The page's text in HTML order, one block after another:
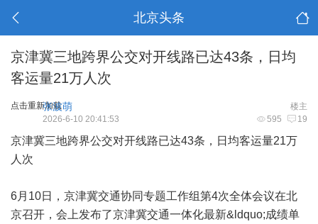
北京头条
京津冀三地跨界公交对开线路已达43条，日均
客运量21万人次
点击重新加载 楼主
张波萌
595 19
2026-6-10 20:41:53
京津冀三地跨界公交对开线路已达43条，日均客运量21万
人次
6月10日，京津冀交通协同专题工作组第4次全体会议在北
京召开，会上发布了京津冀交通一体化最新&ldquo;成绩单